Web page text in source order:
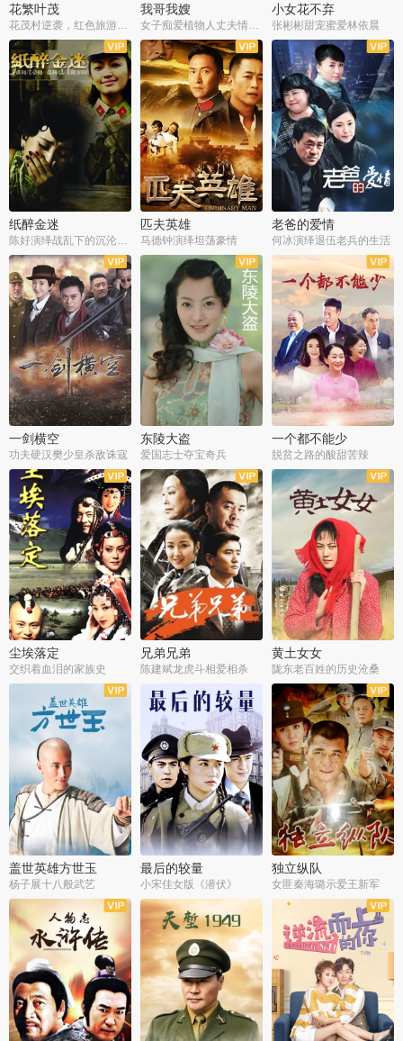
花繁叶茂
花茂村逆袭，红色旅游出圈
我哥我嫂
女子痴爱植物人丈夫情定一生
小女花不弃
张彬彬甜宠蜜爱林依晨
全42集
纸醉金迷
全35集
匹夫英雄
马德钟演绎坦荡豪情
全32集
老爸的爱情
何冰演绎退伍老兵的生活
全40集
一剑横空
功夫硬汉樊少皇杀敌诛寇
全33集
东陵大盗
爱国志士夺宝奇兵
全36集
一个都不能少
脱贫之路的酸甜苦辣
全25集
尘埃落定
交织着血泪的家族史
全50集
兄弟兄弟
陈建斌龙虎斗相爱相杀
全23集
黄土女女
陇东老百姓的历史沧桑
全36集
盖世英雄方世玉
杨子展十八般武艺
全28集
最后的较量
小宋佳女版《潜伏》
全44集
独立纵队
女匪秦海璐示爱王新军
全40集
全30集 全43集